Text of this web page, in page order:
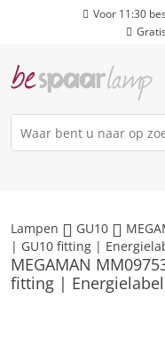
Voor 11:30
Lampen GU10
| GU10 fitting |
MEGAMAN
fitting |